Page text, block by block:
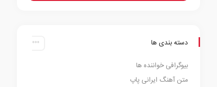
دسته بندی ها
بیوگرافی خواننده ها
متن آهنگ ایرانی پاپ